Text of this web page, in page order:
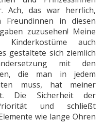
Ach, das war herrlich,
in diesen
zuzusehen! Meine
Kinderkostüme auch
gestaltete sich ziemlich
mit den
die man in jedem
muss, hat meiner
Die Sicherheit der
und schließt
wie lange Ohren